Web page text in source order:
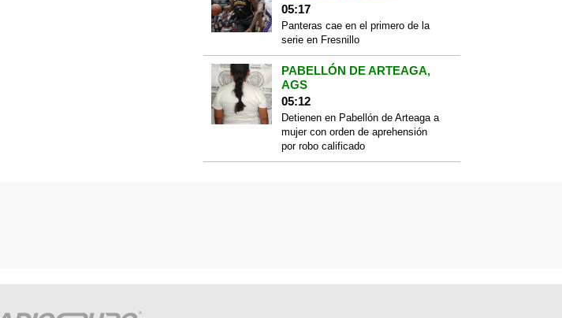
05:17
Panteras cae en el primero de la
serie en Fresnillo
PABELLÓN DE ARTEAGA,
AGS
05:12
Detienen en Pabellón de Arteaga a
mujer con orden de aprehensión
por robo calificado